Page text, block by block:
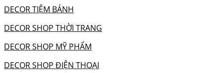
DECOR TIỆM BÁNH
DECOR SHOP THỜI TRANG
DECOR SHOP MỸ PHẨM
DECOR SHOP ĐIỆN THOẠI